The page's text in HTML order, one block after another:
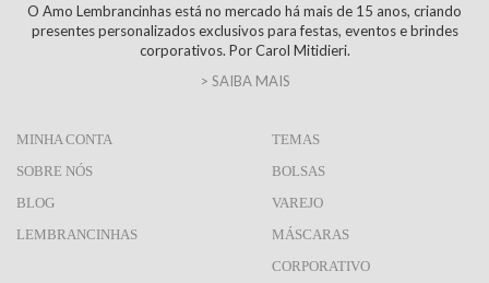
O Amo Lembrancinhas está no mercado há mais de 15 anos, criando
presentes personalizados exclusivos para festas, eventos e brindes
corporativos. Por Carol Mitidieri.
> SAIBA MAIS
MINHA CONTA
SOBRE NÓS
BLOG
LEMBRANCINHAS
TEMAS
BOLSAS
VAREJO
MÁSCARAS
CORPORATIVO